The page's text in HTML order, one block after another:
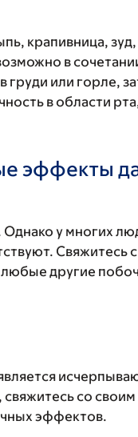
крапивница,
в
или горле,
в области
эффекты
у многих
Свяжитесь
другие
со
эффектов.